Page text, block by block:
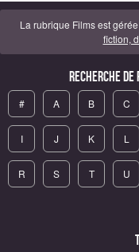
La rubrique Films est
fiction,
Recherche
# A B C
I J K L
R S T U